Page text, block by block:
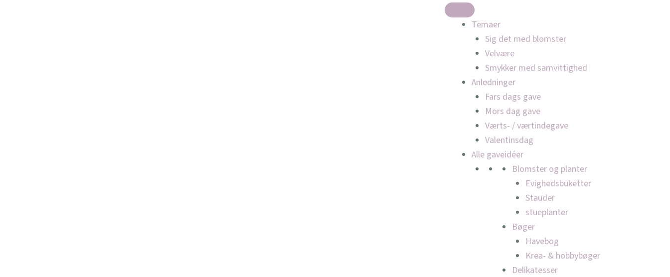
Temaer
Sig det med blomster
Velvære
Smykker med samvittighed
Anledninger
Fars dags gave
Mors dag gave
Værts- / værtindegave
Valentinsdag
Alle gaveidéer
Blomster og planter
Evighedsbuketter
Stauder
stueplanter
Bøger
Havebog
Krea- & hobbybøger
Delikatesser